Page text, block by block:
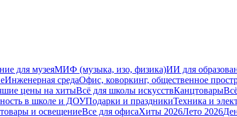
для музеяМИФ (музыка, изо, физика)ИИ для
Инженерная средаОфис, коворкинг, общественное
цены на хитыВсё для школы искусствКанцтовары
в школе и ДОУПодарки и праздникиТехника и
и освещениеВсе для офисаХиты 2026Лето 2026